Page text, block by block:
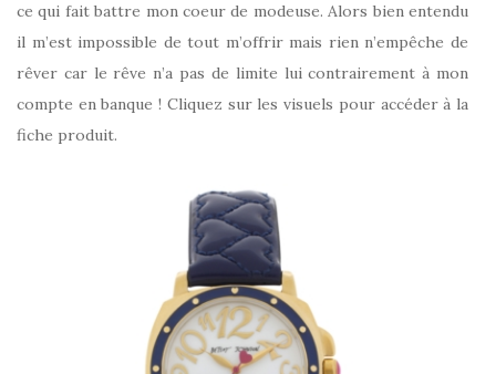
ce qui fait battre mon coeur de modeuse. Alors bien entendu
il m’est impossible de tout m’offrir mais rien n’empêche de
rêver car le rêve n’a pas de limite lui contrairement à mon
compte en banque ! Cliquez sur les visuels pour accéder à la
fiche produit.